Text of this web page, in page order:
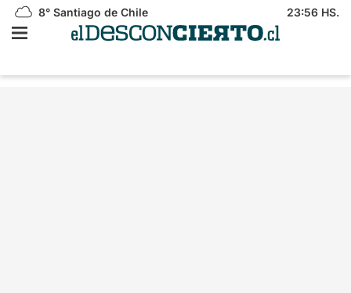
8° Santiago de Chile 23:56 HS.